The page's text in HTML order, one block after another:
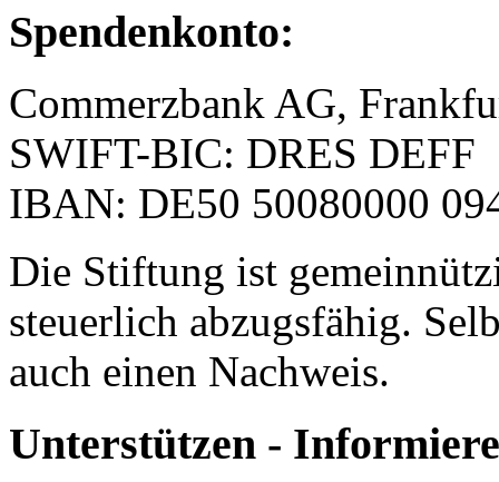
Spendenkonto:
Commerzbank AG,
SWIFT-BIC: DRES DEFF
IBAN: DE50 50080000
Die Stiftung ist
steuerlich abzugsfähig.
auch einen Nachweis.
Unterstützen -